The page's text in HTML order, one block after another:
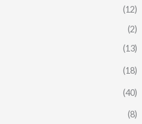
(12)
(2)
(13)
(18)
(40)
(8)